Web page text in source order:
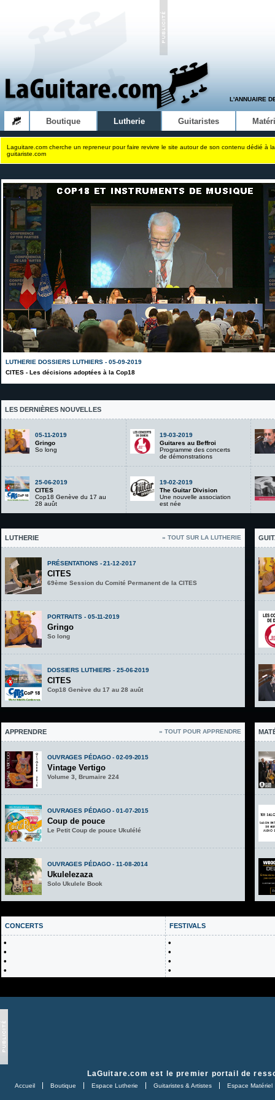
L'ANNUAIRE
Boutique Lutherie Guitaristes
Laguitare.com cherche un repreneur pour faire revivre le site autour de son contenu dédié à
guitariste.com
LUTHERIE DOSSIERS LUTHIERS - 05-09-2019
CITES - Les décisions adoptées à la Cop18
LES DERNIÈRES NOUVELLES
05-11-2019
Gringo
So long
25-06-2019
CITES
Cop18 Genève du 17 au
28 auût
19-03-2019
Guitares au Beffroi
Programme des concerts
de démonstrations
19-02-2019
The Guitar Division
Une nouvelle association
est née
LUTHERIE » TOUT SUR LA LUTHERIE
PRÉSENTATIONS - 21-12-2017
CITES
69ème Session du Comité Permanent de la CITES
PORTRAITS - 05-11-2019
Gringo
So long
DOSSIERS LUTHIERS - 25-06-2019
CITES
Cop18 Genève du 17 au 28 auût
APPRENDRE » TOUT POUR APPRENDRE
OUVRAGES PÉDAGO - 02-09-2015
Vintage Vertigo
Volume 3, Brumaire 224
OUVRAGES PÉDAGO - 01-07-2015
Coup de pouce
Le Petit Coup de pouce Ukulélé
OUVRAGES PÉDAGO - 11-08-2014
Ukulelezaza
Solo Ukulele Book
CONCERTS
•
•
•
•
FESTIVALS
•
•
•
•
LaGuitare.com est le premier portail de
Accueil Boutique Espace Lutherie Guitaristes & Artistes Espace Matériel